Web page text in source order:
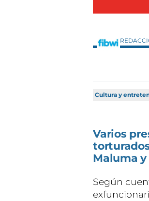
Cultura y
Varios
Maluma
Según